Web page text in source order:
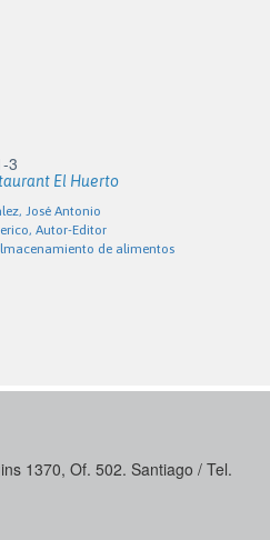
3
El Huerto
José Antonio
Autor-Editor
de alimentos
1370, Of. 502. Santiago / Tel.